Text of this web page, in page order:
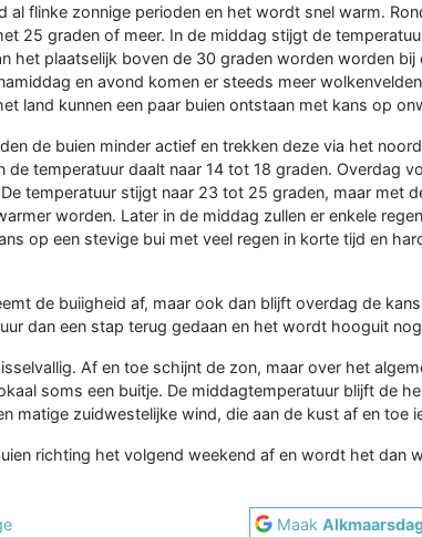
al flinke zonnige perioden en het wordt snel warm.
25 graden of meer. In de middag stijgt de
het plaatselijk boven de 30 graden worden worden bij
en avond komen er steeds meer
land kunnen een paar buien ontstaan met kans op
de buien minder actief en trekken deze via het
de temperatuur daalt naar 14 tot 18 graden. Overdag
temperatuur stijgt naar 23 tot 25 graden, maar met
worden. Later in de middag zullen er enkele
op een stevige bui met veel regen in korte tijd en
de buiigheid af, maar ook dan blijft overdag de
dan een stap terug gedaan en het wordt hooguit
Af en toe schijnt de zon, maar over het
soms een buitje. De middagtemperatuur blijft de
matige zuidwestelijke wind, die aan de kust af en toe
richting het volgend weekend af en wordt het dan
Maak